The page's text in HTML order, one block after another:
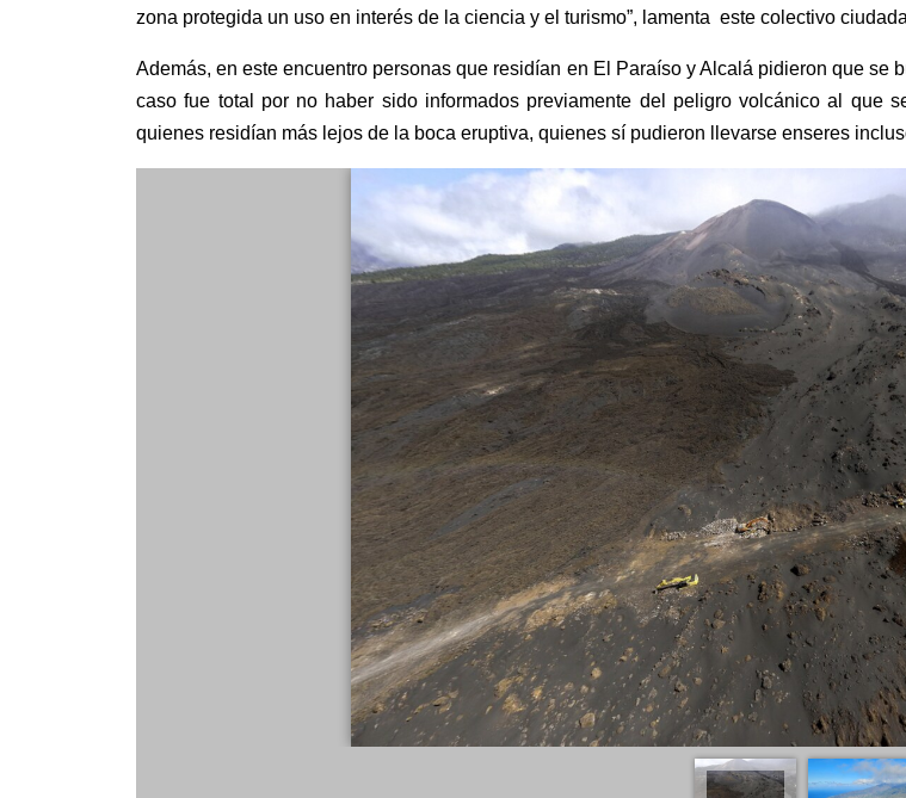
zona protegida un uso en interés de la ciencia y el turismo”, lamenta este colectivo
Además, en este encuentro personas que residían en El Paraíso y Alcalá pidieronque se
caso fue total por no haber sido informados previamente del peligro volcánico al que
quienes residían más lejos de la boca eruptiva, quienes sí pudieron llevarse enseres